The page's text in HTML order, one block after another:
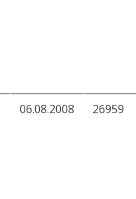
06.08.2008 26959